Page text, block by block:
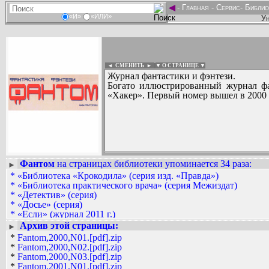
«И» «ИЛИ»
◄- Главная - Сервис-
◄ СМЕНИТЬ ► ▼ О СТРАНИЦЕ ▼
Журнал фантастики и фэнтези.
Богато иллюстрированный журнал
«Хакер». Первый номер вышел в 2000
Вадим Ершов...
звездочет, Олег...
► Фантом на страницах библиотеки упоминается 34 раза:
* «Библиотека «Крокодила» (серия изд. «Правда»)
* «Библиотека практического врача» (серия Межиздат)
* «Детектив» (серия)
* «Досье» (серия)
* «Если» (журнал 2011 г.)
* «Зарубежный детектив» (серия издательства «Радуга»)
* «Литературные памятники». Выпуски У-Я (серия)
* «Моделист-конструктор» (журнал 1995 г.)
* «Моделист-конструктор» (журнал 2003 г.)
* «Наука и жизнь» (журнал 1980-89 гг.)
►
Архив этой страницы:
* Fantom,2000,N01.[pdf].zip
* Fantom,2000,N02.[pdf].zip
* Fantom,2000,N03.[pdf].zip
* Fantom,2001,N01.[pdf].zip